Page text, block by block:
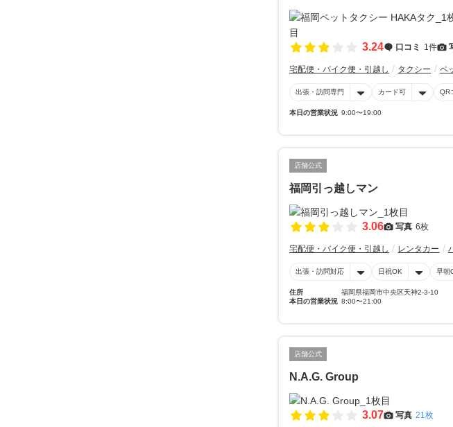
3.24 口コミ 1件
宅配便・バイク便・引越し タクシー ペ
出張・訪問専門 カード可 QR
本日の営業状況 9:00〜19:00
店舗公式
福岡引っ越しマン
3.06 写真 6枚
宅配便・バイク便・引越し レンタカー
出張・訪問対応 日祝OK 早朝
住所
福岡県福岡市中央区天神2-3-10
本日の営業状況 8:00〜21:00
店舗公式
N.A.G. Group
3.07 写真 21枚